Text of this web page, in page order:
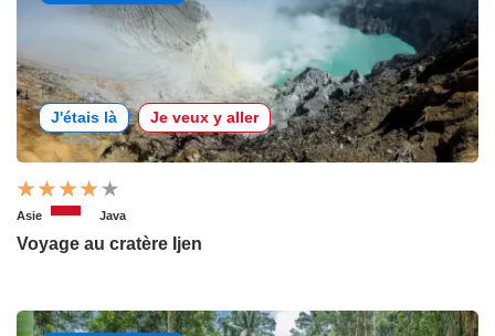
J'étais là Je veux y aller
Asie Java
Voyage au cratère Ijen